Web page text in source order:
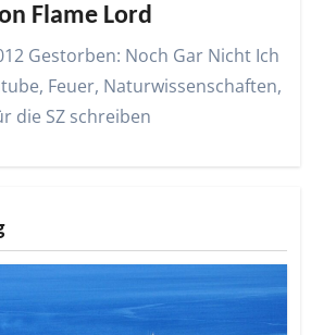
Flame Lord
Gestorben: Noch Gar Nicht Ich
Feuer, Naturwissenschaften,
die SZ schreiben